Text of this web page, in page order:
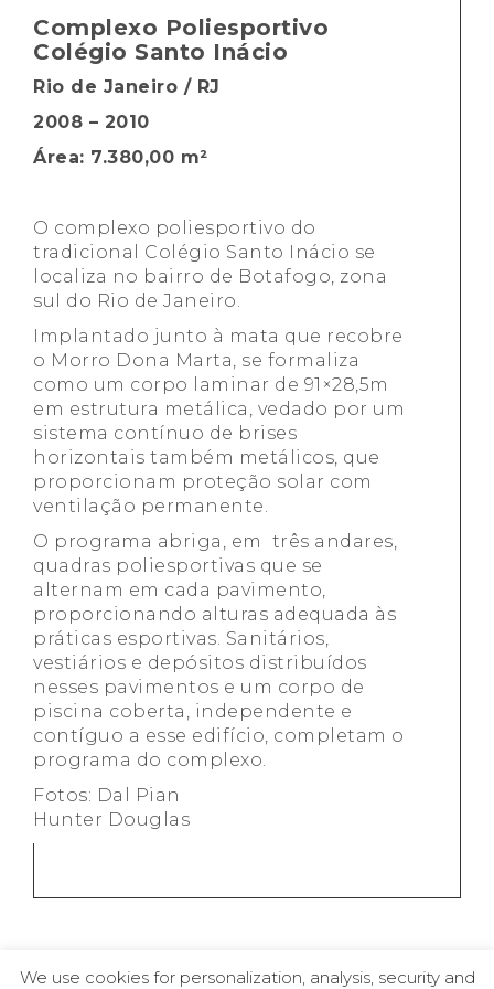
Complexo Poliesportivo
Colégio Santo Inácio
Rio de Janeiro / RJ
2008 – 2010
Área: 7.380,00 m²
O complexo poliesportivo do
tradicional Colégio Santo Inácio se
localiza no bairro de Botafogo, zona
sul do Rio de Janeiro.
Implantado junto à mata que recobre
o Morro Dona Marta, se formaliza
como um corpo laminar de 91×28,5m
em estrutura metálica, vedado por um
sistema contínuo de brises
horizontais também metálicos, que
proporcionam proteção solar com
ventilação permanente.
O programa abriga, em três andares,
quadras poliesportivas que se
alternam em cada pavimento,
proporcionando alturas adequada às
práticas esportivas. Sanitários,
vestiários e depósitos distribuídos
nesses pavimentos e um corpo de
piscina coberta, independente e
contíguo a esse edifício, completam o
programa do complexo.
Fotos: Dal Pian
Hunter Douglas
We use cookies for personalization, analysis, security and